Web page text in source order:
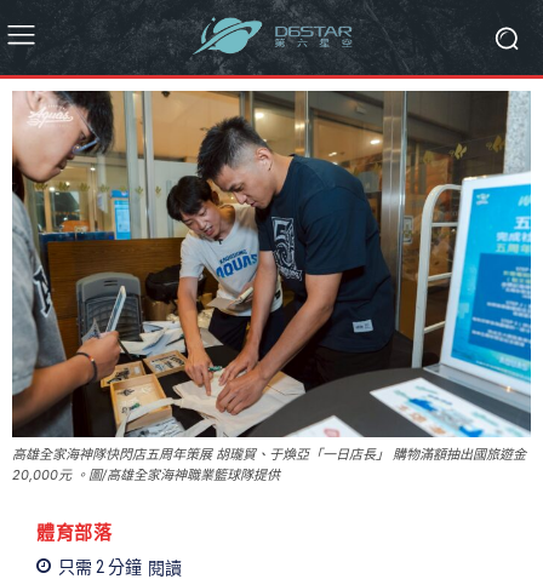
高雄全家海神隊快閃店五周年策展 胡瓏貿、于煥亞「一日店長」 購物滿額抽出國旅遊金
20,000元 。圖/高雄全家海神職業籃球隊提供
體育部落
只需 2分鐘 閱讀